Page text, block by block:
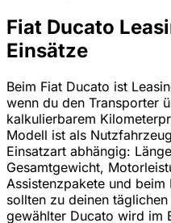
Fiat Ducato
Einsätze
Beim Fiat Ducato ist
wenn du den Transporter
kalkulierbarem
Modell ist als
Einsatzart abhängig:
Gesamtgewicht,
Assistenzpakete und
sollten zu deinen
gewählter Ducato wird im